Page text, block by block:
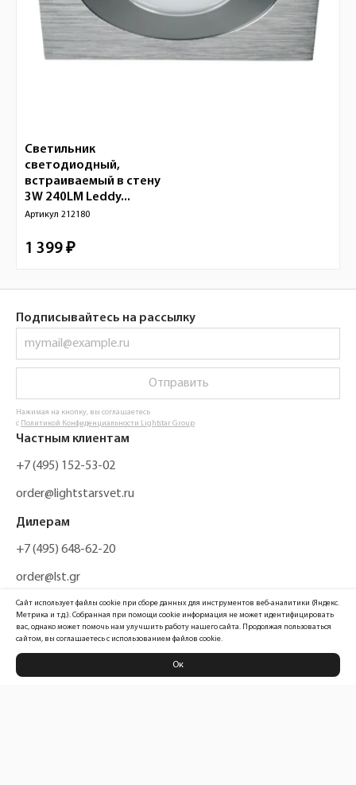
Светильник
светодиодный,
встраиваемый в стену
3W 240LM Leddy...
Артикул 212180
1 399 ₽
Подписывайтесь на рассылку
Отправить
Нажимая на кнопку, вы соглашаетесь
с Политикой Конфиденциальности Lightstar Group
Частным клиентам
+7 (495) 152-53-02
order@lightstarsvet.ru
Дилерам
+7 (495) 648-62-20
order@lst.gr
Политика конфиденциальности
Сайт использует файлы cookie при сборе данных для инструментов веб-аналитики (Яндекс.
Метрика и т.д.). Собранная при помощи cookie информация не может идентифицировать
вас, однако может помочь нам улучшить работу нашего сайта. Продолжая пользоваться
сайтом, вы соглашаетесь с использованием файлов cookie.
Ок